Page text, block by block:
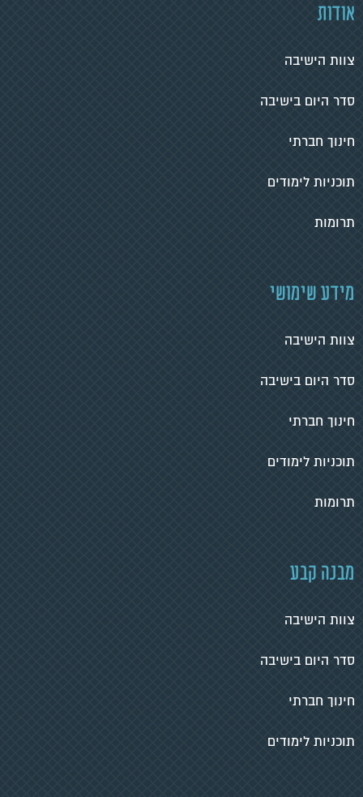
אודות
צוות הישיבה
סדר היום בישיבה
חינוך חברתי
תוכניות לימודים
תרומות
מידע שימושי
צוות הישיבה
סדר היום בישיבה
חינוך חברתי
תוכניות לימודים
תרומות
מבנה קבע
צוות הישיבה
סדר היום בישיבה
חינוך חברתי
תוכניות לימודים